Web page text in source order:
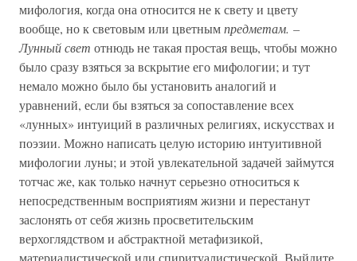
мифология, когда она относится не к свету и цвету
вообще, но к световым или цветнымпредметам. –
Лунный свет отнюдь не такая простая вещь, чтобы можно
было сразу взяться за вскрытие его мифологии; и тут
немало можно было бы установить аналогий и
уравнений, если бы взяться за сопоставление всех
«лунных» интуиций в различных религиях, искусствах и
поэзии. Можно написать целую историю интуитивной
мифологии луны; и этой увлекательной задачей займутся
тотчас же, как только начнут серьезно относиться к
непосредственным восприятиям жизни и перестанут
заслонять от себя жизнь просветительским
верхоглядством и абстрактной метафизикой,
материалистической или спиритуалистической. Выйдите